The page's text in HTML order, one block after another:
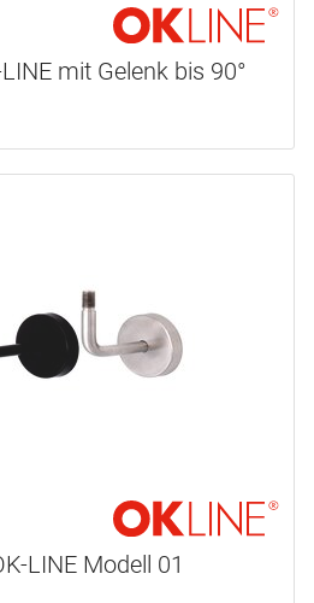
mit Gelenk bis 90°
LINE Modell 01